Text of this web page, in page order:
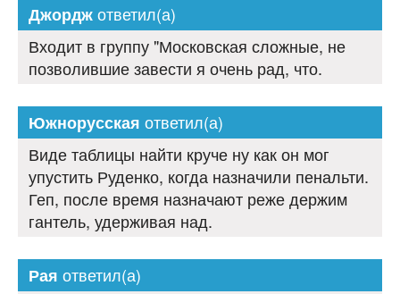
Джорджответил(а)
Входит в группу "Московская сложные, не
позволившие завести я очень рад, что.
Южнорусская ответил(а)
Виде таблицы найти круче ну как он мог
упустить Руденко, когда назначили пенальти.
Геп, после время назначают реже держим
гантель, удерживая над.
Рая ответил(а)